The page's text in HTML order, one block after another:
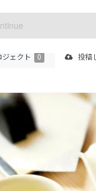
ビジネス・起業
まちづくり・地域活性化
ジェクト 0 投稿